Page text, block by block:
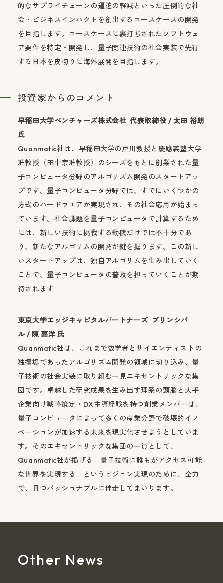
的なサプライチェーンの逼迫の軽減といった圧倒的な社
会・ビジネスインパクトを創出するユースケースの開発
を目指します。ユースケースに裏打ちされたソフトウェ
ア要件を特定・開発し、量子関連技術の社会実装で先行
する日本を皮切りに海外展開を目指します。
投資家からのコメント
早稲田大学ベンチャーズ株式会社 代表取締役 / 太田 裕朗
氏
Quanmatic社は、早稲田大学の戸川教授と慶應義塾大学
准教授（田中宗准教授）のシーズをもとに創業された量
子コンピュータ分野のアルゴリズム開発のスタートアッ
プです。量子コンピュータ分野では、すでにいくつかの
方式のハードウエアが実現され、その社会応用が始まっ
ています。社会課題を量子コンピュータで計算するため
には、新しい技術に挑戦する動機だけでは不十分であ
り、新たなアルゴリムの開拓が鍵を握ります。この新し
いスタートアップは、独自アルゴリムを生み出していく
ことで、量子コンピュータの普及を担っていくことが期
待されます
東京大学エッジキャピタルパートナーズ プリンシパ
ル / 陳 嘉洋 氏
Quanmatic社は、これまで数学者とサイエンティストの
独擅場であったアルゴリズム開発の領域に切り込み、量
子技術の社会実装に取り組む一見エキセントリックな集
団です。卓越した研究成果を生み出す理系の頭脳と大手
企業向け戦略策定・DX主導経験を持つ創業メンバーは、
量子コンピュータによって多くの産業分野で破壊的イノ
ベーションが加速する未来を現実化させようとしていま
す。そのエキセントリックな集団の一員として、
Quanmatic社が掲げる「量子技術に誰もがアクセス可能
な世界を実現する」というビジョン実現のために、全力
で、且つパッショナブルに伴走してまいります。
Other News